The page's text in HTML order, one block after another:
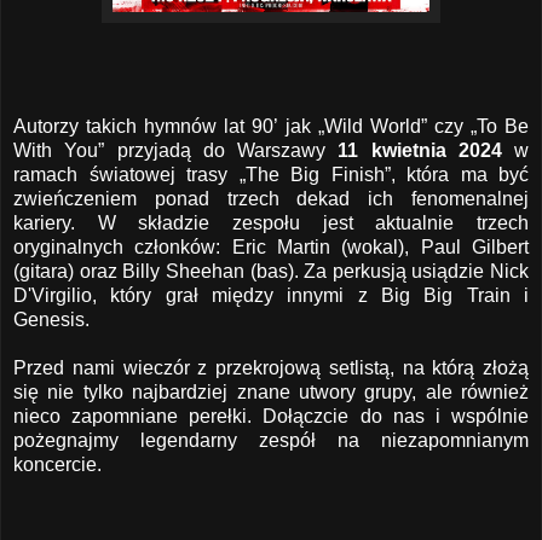
Autorzy takich hymnów lat 90’ jak „Wild World” czy „To Be
With You” przyjadą do Warszawy 11 kwietnia 2024 w
ramach światowej trasy „The Big Finish”, która ma być
zwieńczeniem ponad trzech dekad ich fenomenalnej
kariery. W składzie zespołu jest aktualnie trzech
oryginalnych członków: Eric Martin (wokal), Paul Gilbert
(gitara) oraz Billy Sheehan (bas). Za perkusją usiądzie Nick
D'Virgilio, który grał między innymi z Big Big Train i
Genesis.
Przed nami wieczór z przekrojową setlistą, na którą złożą
się nie tylko najbardziej znane utwory grupy, ale również
nieco zapomniane perełki. Dołączcie do nas i wspólnie
pożegnajmy legendarny zespół na niezapomnianym
koncercie.